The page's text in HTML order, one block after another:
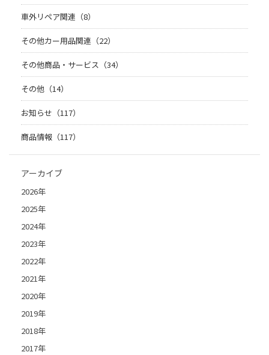
車外リペア関連（8）
その他カー用品関連（22）
その他商品・サービス（34）
その他（14）
お知らせ（117）
商品情報（117）
アーカイブ
2026年
2025年
2024年
2023年
2022年
2021年
2020年
2019年
2018年
2017年